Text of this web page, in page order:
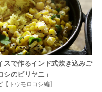
スで作るインド式炊き込みご
のビリヤニ」
トウモロコシ編】